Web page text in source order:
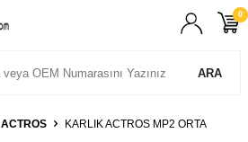
ARA
0
ACTROS KARLIK ACTROS MP2 ORTA